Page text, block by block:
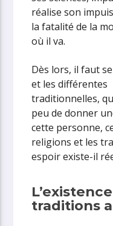
réalise son
la fatalité de la
où il va.
Dès lors, il faut
et les différentes
traditionnelles,
peu de donner
cette personne,
religions et les
espoir existe-il
traditions